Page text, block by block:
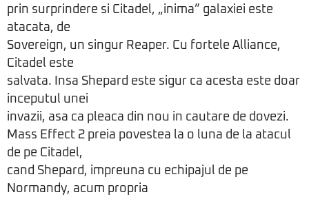
prin surprindere si Citadel, „inima” galaxiei este
atacata, de
Sovereign, un singur Reaper. Cu fortele Alliance,
Citadel este
salvata. Insa Shepard este sigur ca acesta este doar
inceputul unei
invazii, asa ca pleaca din nou in cautare de dovezi.
Mass Effect 2 preia povestea la o luna de la atacul
de pe Citadel,
cand Shepard, impreuna cu echipajul de pe
Normandy, acum propria